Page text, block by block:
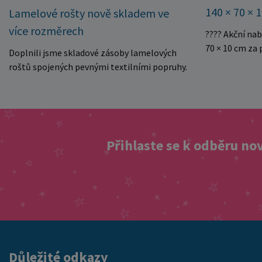
Lamelové rošty nově skladem ve
více rozměrech
Doplnili jsme skladové zásoby lamelových
roštů spojených pevnými textilními popruhy.
rovnoměrnou oporu. K dispozici jsou ve více
postele. Aktuálně máme skladem velké
množství kusů, proto můžeme objednávky
140 × 70 ×
???? Akční
70 × 10 cm
Výjimečně
této
Přihlaste se k odběru
Důležité odkazy